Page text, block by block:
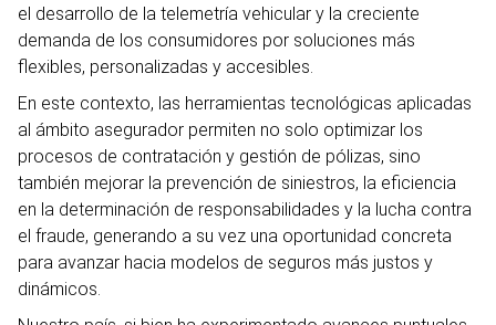
el desarrollo de la telemetría vehicular y la creciente
demanda de los consumidores por soluciones más
flexibles, personalizadas y accesibles.
En este contexto, las herramientas tecnológicas aplicadas
al ámbito asegurador permiten no solo optimizar los
procesos de contratación y gestión de pólizas, sino
también mejorar la prevención de siniestros, la eficiencia
en la determinación de responsabilidades y la lucha contra
el fraude, generando a su vez una oportunidad concreta
para avanzar hacia modelos de seguros más justos y
dinámicos.